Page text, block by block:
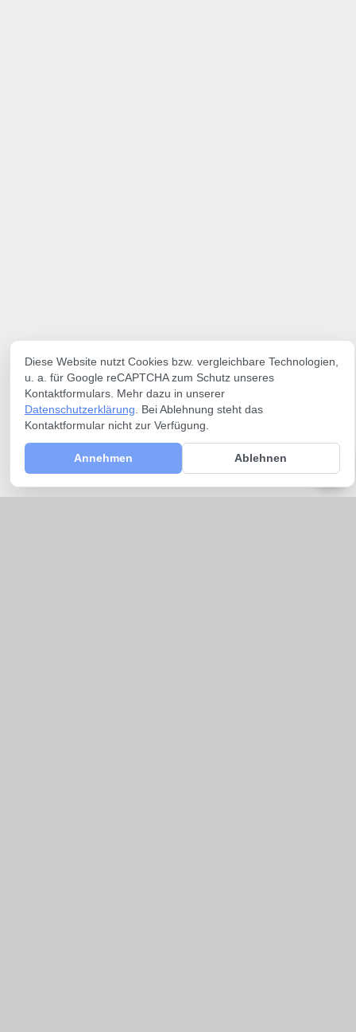
Diese Website nutzt Cookies bzw. vergleichbare Technologien,
u. a. für Google reCAPTCHA zum Schutz unseres
Kontaktformulars. Mehr dazu in unserer
Datenschutzerklärung . Bei Ablehnung steht das
Kontaktformular nicht zur Verfügung.
Annehmen Ablehnen